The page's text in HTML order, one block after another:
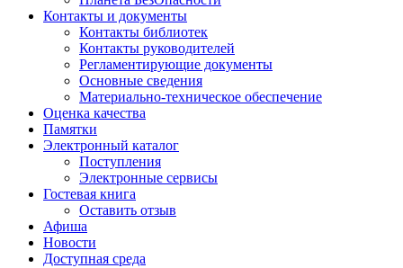
Контакты и документы
Контакты библиотек
Контакты руководителей
Регламентирующие документы
Основные сведения
Материально-техническое обеспечение
Оценка качества
Памятки
Электронный каталог
Поступления
Электронные сервисы
Гостевая книга
Оставить отзыв
Афиша
Новости
Доступная среда